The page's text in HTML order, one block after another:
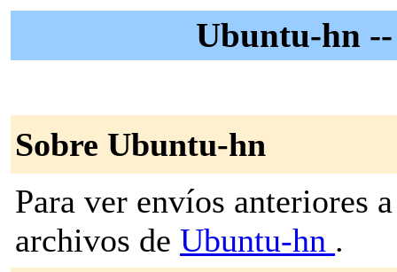
Ubuntu-hn
Sobre Ubuntu-hn
Para ver envíos anteriores
archivos de Ubuntu-hn .